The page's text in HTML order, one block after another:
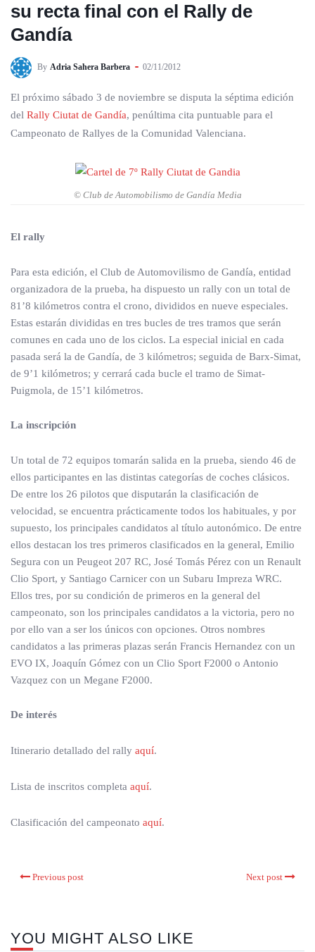
su recta final con el Rally de
Gandía
By Adria Sahera Barbera 02/11/2012
El próximo sábado 3 de noviembre se disputa la séptima edición
del Rally Ciutat de Gandía, penúltima cita puntuable para el
Campeonato de Rallyes de la Comunidad Valenciana.
© Club de Automobilismo de Gandía Media
El rally
Para esta edición, el Club de Automovilismo de Gandía, entidad
organizadora de la prueba, ha dispuesto un rally con un total de
81’8 kilómetros contra el crono, divididos en nueve especiales.
Estas estarán divididas en tres bucles de tres tramos que serán
comunes en cada uno de los ciclos. La especial inicial en cada
pasada será la de Gandía, de 3 kilómetros; seguida de Barx-Simat,
de 9’1 kilómetros; y cerrará cada bucle el tramo de Simat-
Puigmola, de 15’1 kilómetros.
La inscripción
Un total de 72 equipos tomarán salida en la prueba, siendo 46 de
ellos participantes en las distintas categorías de coches clásicos.
De entre los 26 pilotos que disputarán la clasificación de
velocidad, se encuentra prácticamente todos los habituales, y por
supuesto, los principales candidatos al título autonómico. De entre
ellos destacan los tres primeros clasificados en la general, Emilio
Segura con un Peugeot 207 RC, José Tomás Pérez con un Renault
Clio Sport, y Santiago Carnicer con un Subaru Impreza WRC.
Ellos tres, por su condición de primeros en la general del
campeonato, son los principales candidatos a la victoria, pero no
por ello van a ser los únicos con opciones. Otros nombres
candidatos a las primeras plazas serán Francis Hernandez con un
EVO IX, Joaquín Gómez con un Clio Sport F2000 o Antonio
Vazquez con un Megane F2000.
De interés
Itinerario detallado del rally aquí.
Lista de inscritos completa aquí.
Clasificación del campeonato aquí.
Previous post Next post
YOU MIGHT ALSO LIKE